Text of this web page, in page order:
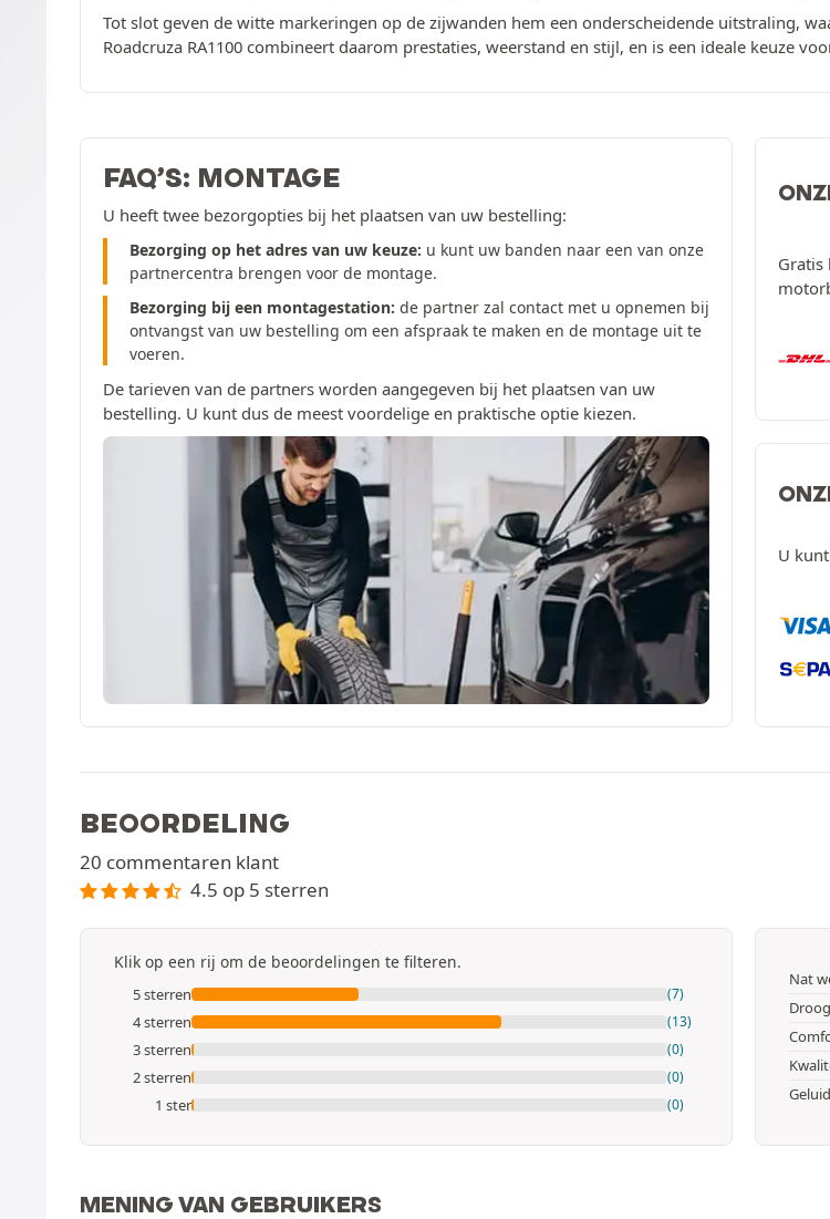
Tot slot geven de witte markeringen op de zijwanden hem een onderscheidende uitstraling,
Roadcruza RA1100 combineert daarom prestaties, weerstand en stijl, en is een ideale keuze
FAQ’S: MONTAGE
U heeft twee bezorgopties bij het plaatsen van uw bestelling:
Bezorging op het adres van uw keuze: u kunt uw banden naar een van onze
partnercentra brengen voor de montage.
Bezorging bij een montagestation: de partner zal contact met u opnemen bij
ontvangst van uw bestelling om een afspraak te maken en de montage uit te
voeren.
De tarieven van de partners worden aangegeven bij het plaatsen van uw
bestelling. U kunt dus de meest voordelige en praktische optie kiezen.
Gratis
U
BEOORDELING
20 commentaren klant
4.5 op 5 sterren
Klik op een rij om de beoordelingen te filteren.
5 sterren (7)
4 sterren (13)
3 sterren (0)
2 sterren (0)
1 ster (0)
Nat
Geluid
MENING VAN GEBRUIKERS